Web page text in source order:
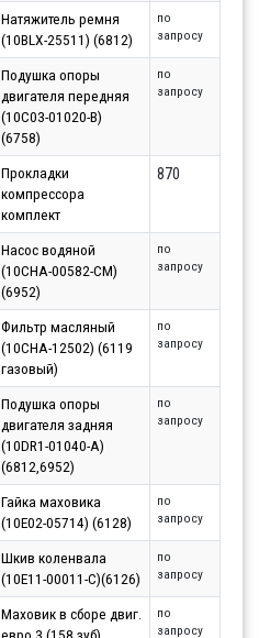
Натяжитель ремня
(10BLX-25511) (6812)
по
запросу
Подушка опоры
двигателя передняя
(10C03-01020-B)
(6758)
по
запросу
Прокладки
компрессора
комплект
870
Насос водяной
(10CHA-00582-CM)
(6952)
по
запросу
Фильтр масляный
(10CHA-12502) (6119
газовый)
по
запросу
Подушка опоры
двигателя задняя
(10DR1-01040-A)
(6812,6952)
по
запросу
Гайка маховика
(10E02-05714) (6128)
по
запросу
Шкив коленвала
(10E11-00011-C)(6126)
по
запросу
Маховик в сборе двиг.
по
запросу